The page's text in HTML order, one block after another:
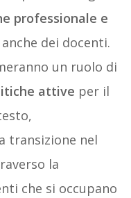
professionale e
dei docenti.
un ruolo di
attive per il
transizione nel
la
che si occupano